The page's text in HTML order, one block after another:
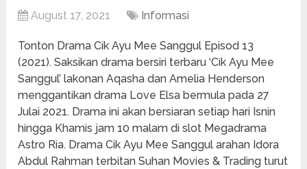
August 17, 2021 Informasi
Tonton Drama Cik Ayu Mee Sanggul Episod 13
(2021). Saksikan drama bersiri terbaru ‘Cik Ayu Mee
Sanggul’ lakonan Aqasha dan Amelia Henderson
menggantikan drama Love Elsa bermula pada 27
Julai 2021. Drama ini akan bersiaran setiap hari Isnin
hingga Khamis jam 10 malam di slot Megadrama
Astro Ria. Drama Cik Ayu Mee Sanggul arahan Idora
Abdul Rahman terbitan Suhan Movies & Trading turut